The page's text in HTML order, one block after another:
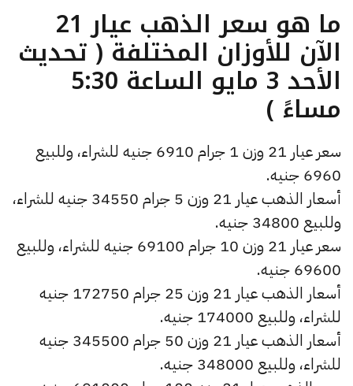
ما هو سعر الذهب عيار 21
الآن للأوزان المختلفة ( تحديث
الأحد 3 مايو الساعة 5:30
مساءً )
سعر عيار 21 وزن 1 جرام 6910 جنيه للشراء، وللبيع
6960 جنيه.
أسعار الذهب عيار 21 وزن 5 جرام 34550 جنيه للشراء،
وللبيع 34800 جنيه.
سعر عيار 21 وزن 10 جرام 69100 جنيه للشراء، وللبيع
69600 جنيه.
أسعار الذهب عيار 21 وزن 25 جرام 172750 جنيه
للشراء، وللبيع 174000 جنيه.
أسعار الذهب عيار 21 وزن 50 جرام 345500 جنيه
للشراء، وللبيع 348000 جنيه.